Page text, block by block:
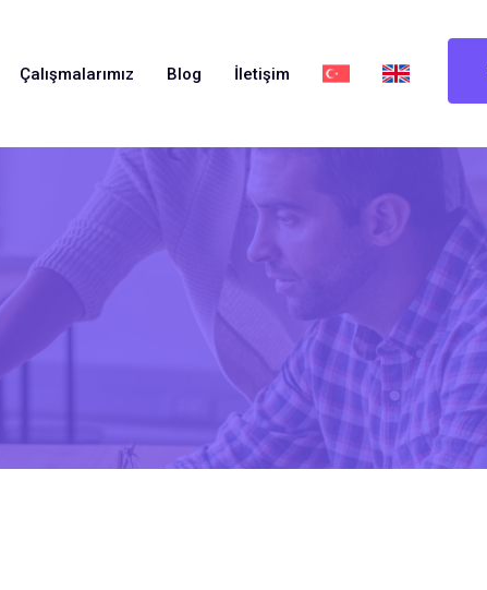
Çalışmalarımız Blog İletişim